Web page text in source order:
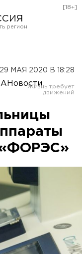
[18+]
29 МАЯ 2020 В 18:28
«ФОРЭС»